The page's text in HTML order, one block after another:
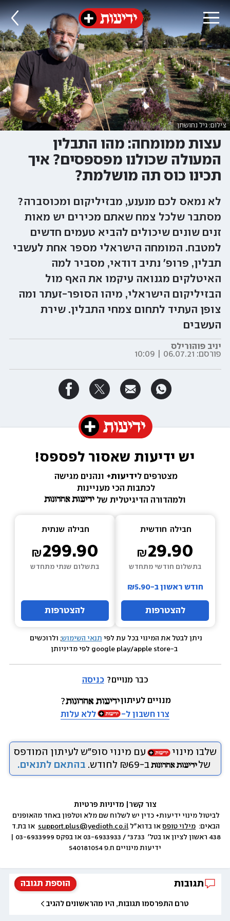
צילום: גיל נחושתן
עצות ממומחה: מהו התבלין
המעולה שכולנו מפספסים? איך
תכינו כוס תה מושלמת?
לא נמאס לכם מנענע, מבזיליקום ומכוסברה?
מסתבר שלכל צמח שאתם מכירים יש מאות
זנים שונים שיכולים להביא טעמים חדשים
למטבח. המומחה הישראלי מספר אחת לעשבי
תבלין, פרופ' נתיב דודאי, מסביר למה
האיטלקים מגנואה עיקמו את האף מול
הבזיליקום הישראלי, מיהו הסופר-זעתר ומה
צופן העתיד לתחום צמחי התבלין. שירת
העשבים
יניב פוהורילס
פורסם: 06.07.21 | 10:09
יש ידיעות שאסור לפספס!
מצטרפים לידיעות+ ונהנים מגישה
לכתבות הכי מעניינות
ולמהדורה הדיגיטלית של
חבילה חודשית
29.90
בתשלום חודשי מתחדש
חודש ראשון ב-₪5.90
להצטרפות
חבילה שנתית
299.90
בתשלום שנתי מתחדש
להצטרפות
ניתן לבטל את המינוי בכל עת לפי תנאי השימוש; ולרוכשים
כבר מנויים? כניסה
מנויים לעיתון
צרו חשבון ל-
ללא עלות
שלבו מינוי
עם מינוי סופ״ש לעיתון המודפס
של
ב-₪69 לחודש. בהתאם לתנאים.
צור קשר
הבאים: מילוי טופס או בדוא״ל support.plus@yedioth.co.il
ידיעות מינויים ח.פ 540181054
הוספת תגובה תגובות
טרם התפרסמו תגובות, היו מהראשונים להגיב